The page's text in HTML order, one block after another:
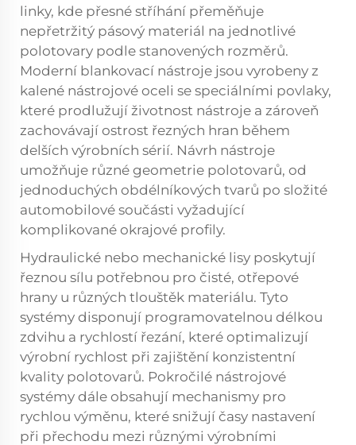
linky, kde přesné stříhání přeměňuje
nepřetržitý pásový materiál na jednotlivé
polotovary podle stanovených rozměrů.
Moderní blankovací nástroje jsou vyrobeny z
kalené nástrojové oceli se speciálními povlaky,
které prodlužují životnost nástroje a zároveň
zachovávají ostrost řezných hran během
delších výrobních sérií. Návrh nástroje
umožňuje různé geometrie polotovarů, od
jednoduchých obdélníkových tvarů po složité
automobilové součásti vyžadující
komplikované okrajové profily.
Hydraulické nebo mechanické lisy poskytují
řeznou sílu potřebnou pro čisté, otřepové
hrany u různých tlouštěk materiálu. Tyto
systémy disponují programovatelnou délkou
zdvihu a rychlostí řezání, které optimalizují
výrobní rychlost při zajištění konzistentní
kvality polotovarů. Pokročilé nástrojové
systémy dále obsahují mechanismy pro
rychlou výměnu, které snižují časy nastavení
při přechodu mezi různými výrobními